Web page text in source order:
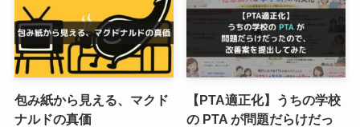
包み紙から見える、マクド
ナルドの真価
【PTA適正化】うちの学校
の PTA が問題だらけだっ